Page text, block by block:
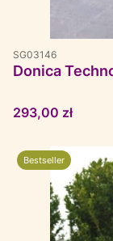
SG03146
Donica
Cena
293,00 zł
Bestseller